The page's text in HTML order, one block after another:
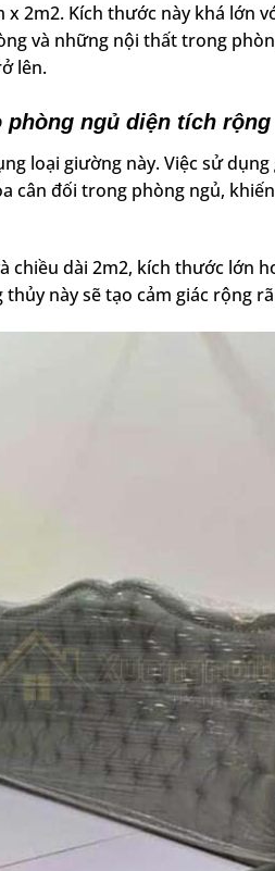
2m2. Kích thước này khá lớn
và những nội thất trong
lên.
phòng ngủ diện tích rộng
loại giường này. Việc sử
cân đối trong phòng ngủ,
chiều dài 2m2, kích thước lớn
này sẽ tạo cảm giác rộng